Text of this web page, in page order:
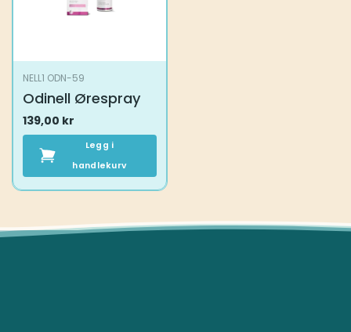
NELL1 ODN-59
Odinell Ørespray
139,00 kr
Legg i
handlekurv